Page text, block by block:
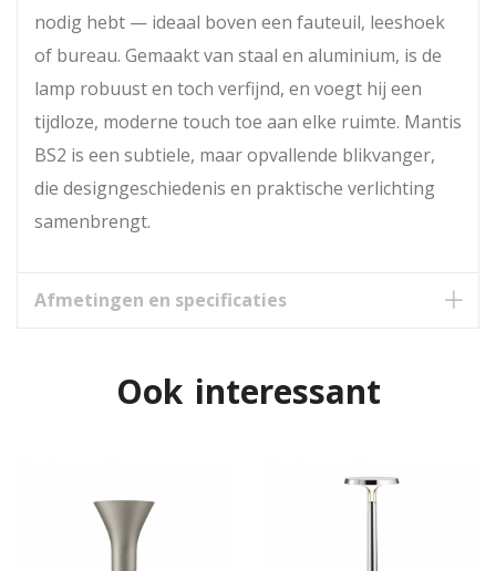
nodig hebt — ideaal boven een fauteuil, leeshoek
of bureau. Gemaakt van staal en aluminium, is de
lamp robuust en toch verfijnd, en voegt hij een
tijdloze, moderne touch toe aan elke ruimte. Mantis
BS2 is een subtiele, maar opvallende blikvanger,
die designgeschiedenis en praktische verlichting
samenbrengt.
Afmetingen en specificaties
Ook interessant